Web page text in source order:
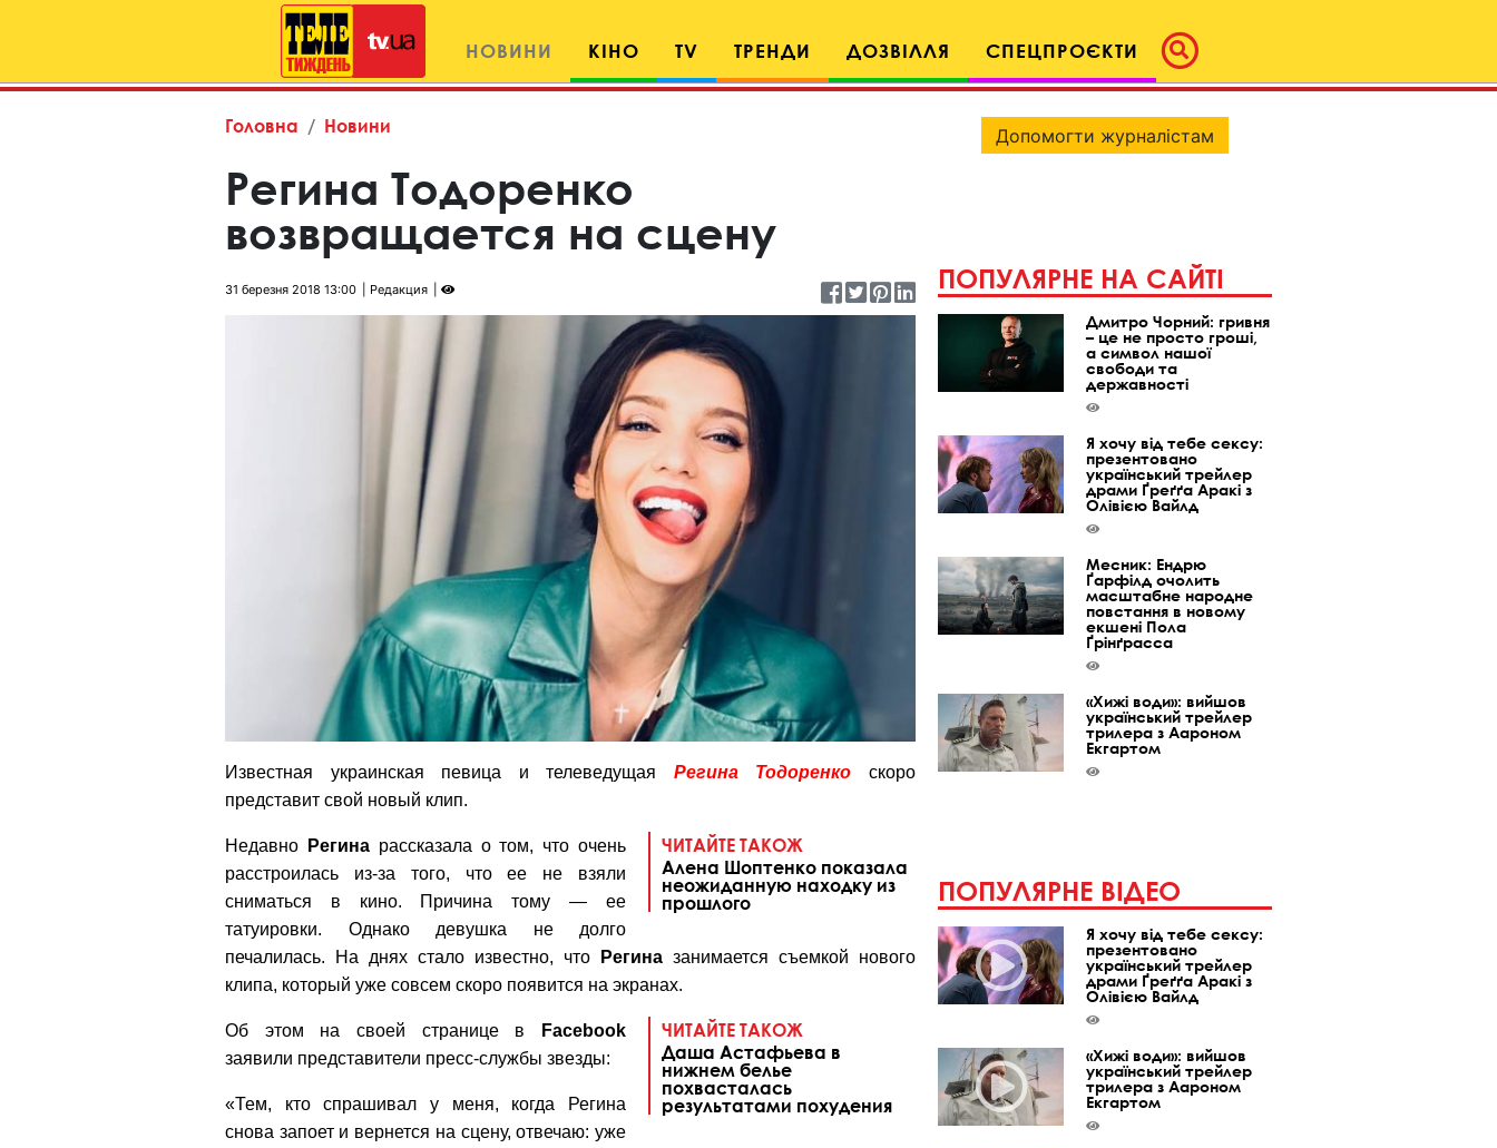
НОВИНИ КІНО TV ТРЕНДИ ДОЗВІЛЛЯ СПЕЦПРОЄКТИ
Головна Новини
Регина Тодоренко
возвращается на сцену
31 березня 2018 13:00 Редакция
Известная украинская певица и телеведущая Регина Тодоренко скоро
представит свой новый клип.
ЧИТАЙТЕ ТАКОЖ
Алена Шоптенко показала
неожиданную находку из
прошлого
Недавно Регинарассказала о том, что очень
расстроилась из-за того, что ее не взяли
сниматься в кино. Причина тому — ее
татуировки. Однако девушка не долго
печалилась. На днях стало известно, что
Регина занимается съемкой нового
клипа, который уже совсем скоро появится на экранах.
ЧИТАЙТЕ ТАКОЖ
Даша Астафьева в
нижнем белье
похвасталась
результатами похудения
Об этом на своей странице в
Facebook
заявили представители пресс-службы звезды:
«Тем, кто спрашивал у меня, когда Регина
снова запоет и вернется на сцену, отвечаю: уже
Допомогти журналістам
ПОПУЛЯРНЕ НА САЙТІ
Дмитро Чорний: гривня
– це не просто гроші,
а символ нашої
свободи та
державності
Я хочу від тебе сексу:
презентовано
український трейлер
драми Ґреґґа Аракі з
Олівією Вайлд
Месник: Ендрю
Ґарфілд очолить
масштабне народне
повстання в новому
екшені Пола
Ґрінґрасса
«Хижі води»: вийшов
український трейлер
трилера з Аароном
Екгартом
ПОПУЛЯРНЕ ВІДЕО
Я хочу від тебе сексу:
презентовано
український трейлер
драми Ґреґґа Аракі з
Олівією Вайлд
«Хижі води»: вийшов
український трейлер
трилера з Аароном
Екгартом